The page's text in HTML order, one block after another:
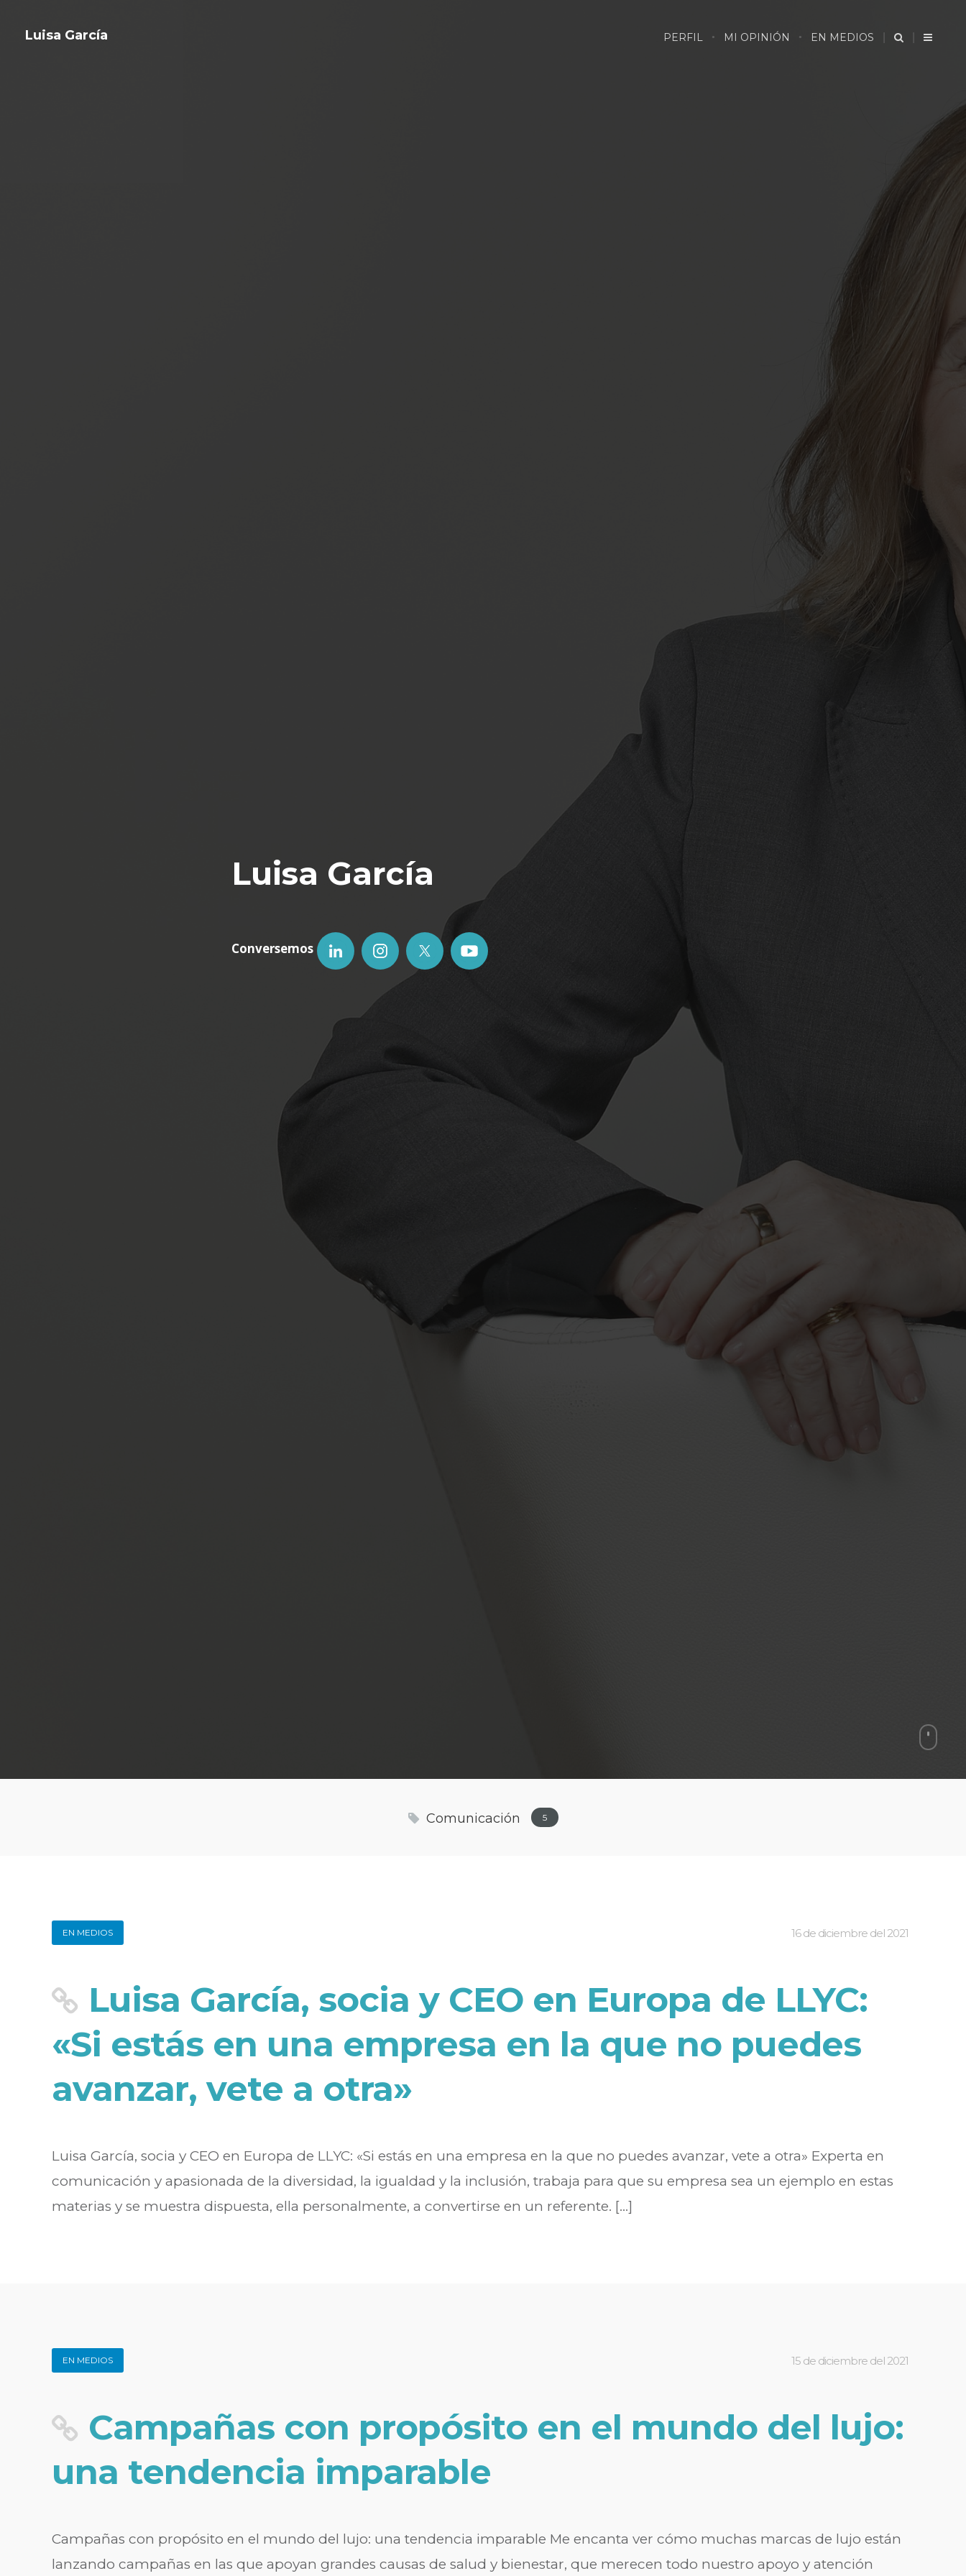
Luisa García PERFIL MI OPINIÓN EN MEDIOS
Luisa García
Conversemos
Comunicación 5
EN MEDIOS 16 de diciembre del 2021
Luisa García, socia y CEO en Europa de LLYC:
«Si estás en una empresa en la que no puedes
avanzar, vete a otra»
Luisa García, socia y CEO en Europa de LLYC: «Si estás en una empresa en la que no puedes avanzar, vete a otra» Experta en
comunicación y apasionada de la diversidad, la igualdad y la inclusión, trabaja para que su empresa sea un ejemplo en estas
materias y se muestra dispuesta, ella personalmente, a convertirse en un referente. [...]
EN MEDIOS 15 de diciembre del 2021
Campañas con propósito en el mundo del lujo:
una tendencia imparable
Campañas con propósito en el mundo del lujo: una tendencia imparable Me encanta ver cómo muchas marcas de lujo están
lanzando campañas en las que apoyan grandes causas de salud y bienestar, que merecen todo nuestro apoyo y atención